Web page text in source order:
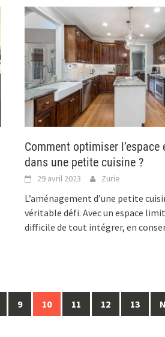
Comment optimiser l’espace
dans une petite cuisine ?
29 avril 2023 Zurie
L’aménagement d’une petite
véritable défi. Avec un espace
difficile de tout intégrer, en
9 10 11 12 13